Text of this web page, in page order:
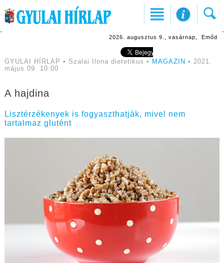
2026. augusztus 9., vasárnap, Emőd
GYULAI HÍRLAP • Szalai Ilona dietetikus • MAGAZIN • 2021.
május 09. 10:00
A hajdina
Lisztérzékenyek is fogyaszthatják, mivel nem
tartalmaz glutént